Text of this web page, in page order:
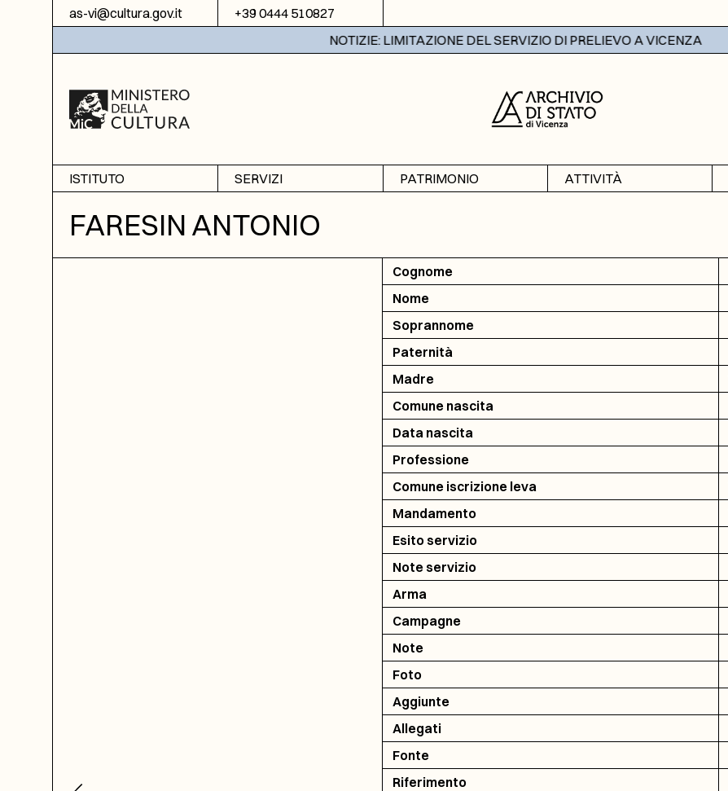
Vai al contenuto
as-vi@cultura.gov.it +39 0444 510827
NOTIZIE: LIMITAZIONE DEL SERVIZIO DI PRELIEVO A VICENZA
ISTITUTO
Informazioni
Sezione di Bassano del
SERVIZI
Ricerche
Fotoriproduzione
PATRIMONIO
ATTIVITÀ
FARESIN ANTONIO
Cognome
Nome
Soprannome
Paternità
Madre
Comune nascita
Data nascita
Professione
Comune iscrizione leva
Mandamento
Esito servizio
Note servizio
Arma
Campagne
Note
Foto
Aggiunte
Allegati
Fonte
Riferimento